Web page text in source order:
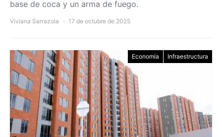
base de coca y un arma de fuego.
Viviana Sarrazola 17 de octubre de 2025
Economía Infraestructura